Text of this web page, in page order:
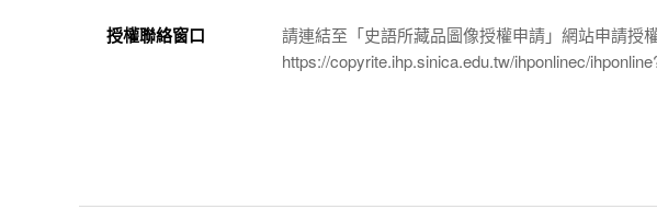
授權聯絡窗口
請連結至「史語所藏品圖像授權申請」網站申請授
https://copyrite.ihp.sinica.edu.tw/ihponlinec/